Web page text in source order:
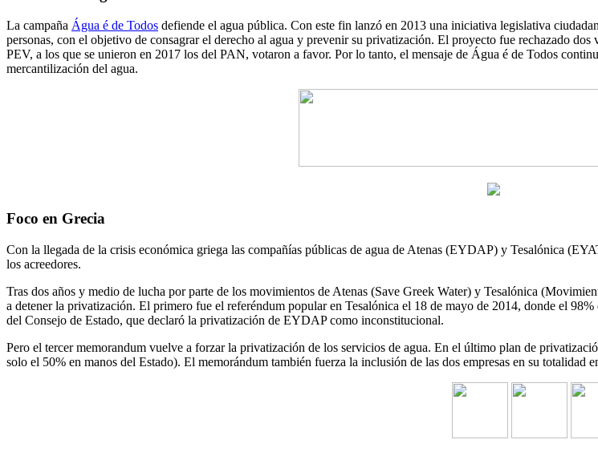
La campaña Água é de Todos defiende el agua pública. Con este fin lanzó en 2013 una iniciativa legislativa
personas, con el objetivo de consagrar el derecho al agua y prevenir su privatización. El proyecto fue rechazado
PEV, a los que se unieron en 2017 los del PAN, votaron a favor. Por lo tanto, el mensaje de Água é de Todos
mercantilización del agua.
Foco en Grecia
Con la llegada de la crisis económica griega las compañías públicas de agua de Atenas (EYDAP) y Tesalónica
los acreedores.
Tras dos años y medio de lucha por parte de los movimientos de Atenas (Save Greek Water) y Tesalónica
a detener la privatización. El primero fue el referéndum popular en Tesalónica el 18 de mayo de 2014, donde el
del Consejo de Estado, que declaró la privatización de EYDAP como inconstitucional.
Pero el tercer memorandum vuelve a forzar la privatización de los servicios de agua. En el último plan de
solo el 50% en manos del Estado). El memorándum también fuerza la inclusión de las dos empresas en su totalidad